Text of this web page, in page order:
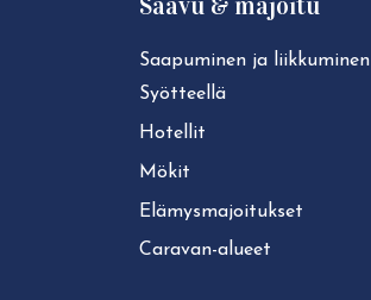
Saapuminen ja liikkuminen
Syötteellä
Hotellit
Mökit
Elä­mys­ma­joi­tuk­set
Caravan-alueet